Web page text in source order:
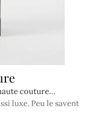
couture…
luxe. Peu le savent